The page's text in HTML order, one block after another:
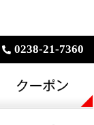
0238-21-7360